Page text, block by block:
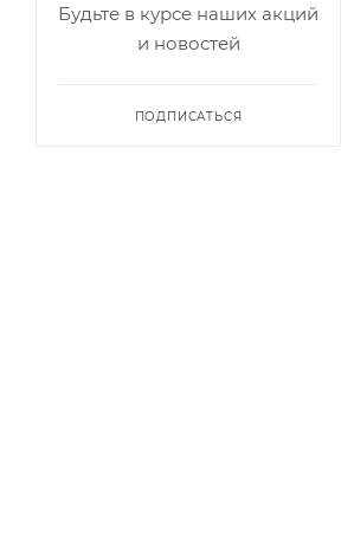
Будьте в курсе наших акций
и новостей
ПОДПИСАТЬСЯ